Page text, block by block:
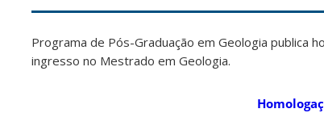
Programa de Pós-Graduação em Geologia publica
ingresso no Mestrado em Geologia.